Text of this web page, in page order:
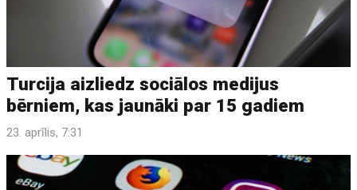
Turcija aizliedz sociālos medijus
bērniem, kas jaunāki par 15 gadiem
23. aprīlis, 7:31